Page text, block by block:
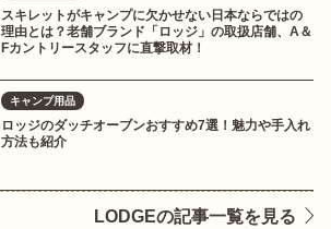
スキレットがキャンプに欠かせない日本ならではの
理由とは？老舗ブランド「ロッジ」の取扱店舗、A＆
Fカントリースタッフに直撃取材！
キャンプ用品
ロッジのダッチオーブンおすすめ7選！魅力や手入れ
方法も紹介
LODGEの記事一覧を見る